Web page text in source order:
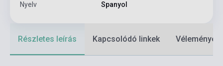
Nyelv Spanyol
Részletes leírás Kapcsolódó linkek Vélemények